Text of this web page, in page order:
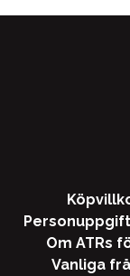
Om ATRs
Vanliga